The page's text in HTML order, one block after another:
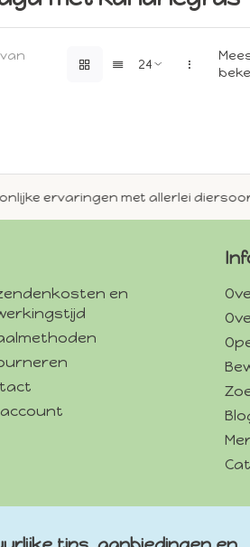
ervaringen met allerlei diersoorten.
en
account